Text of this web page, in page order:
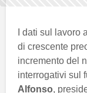
I dati sul lavoro
di crescente
incremento del
interrogativi sul
Alfonso,